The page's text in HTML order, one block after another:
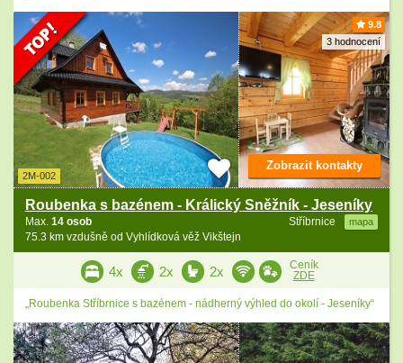
9.8
3 hodnocení
2M-002
Roubenka s bazénem - Králický Sněžník - Jeseníky
Stříbrnice mapa
Max. 14 osob
75.3 km vzdušně od Vyhlídková věž Vikštejn
Zobrazit kontakty
4x 2x 2x
Ceník
ZDE
„Roubenka Stříbrnice s bazénem - nádherný výhled do okolí - Jeseníky“